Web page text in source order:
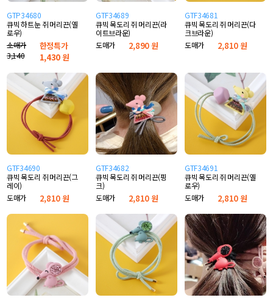
GTP34680
큐빅 하트눈 쥐 머리끈(옐
로우)
소매가
3,140
한정특가
1,430원
GTF34689
큐빅 목도리 쥐 머리끈(라
이트브라운)
도매가
2,890 원
GTF34681
큐빅 목도리 쥐 머리끈(다
크브라운)
도매가
2,810 원
GTF34690
큐빅 목도리 쥐 머리끈(그
레이)
도매가
2,810 원
GTF34682
큐빅 목도리 쥐 머리끈(핑
크)
도매가
2,810 원
GTF34691
큐빅 목도리 쥐 머리끈(옐
로우)
도매가
2,810 원